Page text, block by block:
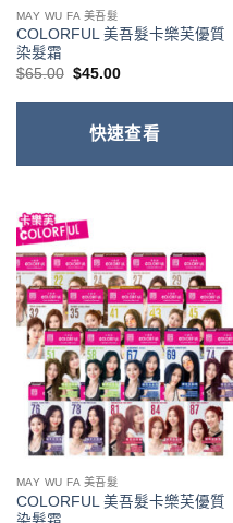
MAY WU FA 美吾髮
COLORFUL 美吾髮卡樂芙優質
染髮霜
$65.00 原
價
$65.00。
$45.00目
價
$45.00。
快速查看
MAY WU FA 美吾髮
COLORFUL 美吾髮卡樂芙優質